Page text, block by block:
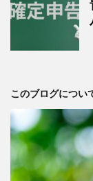
このブログについ